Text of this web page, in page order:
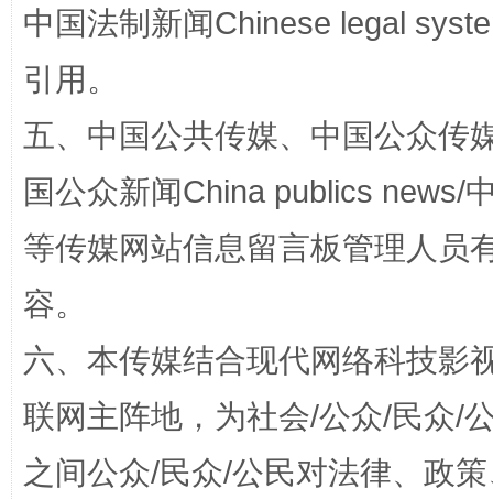
“蜀中异人”王建安的艺术幻境
中国法制新闻Chinese legal
引用。
五、中国公共传媒、中国公众传
国公众新闻China publics news/
等传媒网站信息留言板管理人员
容。
六、本传媒结合现代网络科技影
联网主阵地，为社会/公众/民众/
之间公众/民众/公民对法律、政